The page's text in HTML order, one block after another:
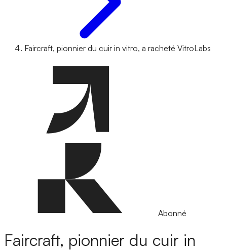
Faircraft, pionnier du cuir in vitro, a racheté VitroLabs
Abonné
Faircraft, pionnier du cuir in